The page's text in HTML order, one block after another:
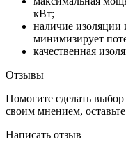
кВт;
наличие изоляции
минимизирует
качественная
Отзывы
Помогите сделать
своим мнением,
Написать отзыв